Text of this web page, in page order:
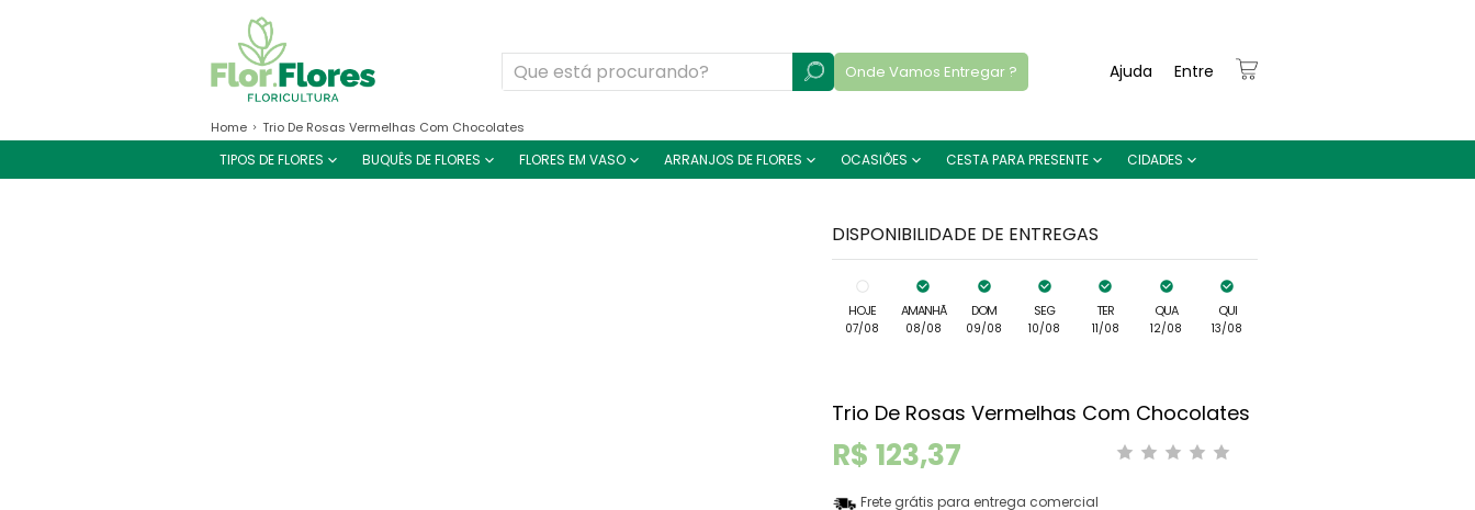
Onde Vamos Entregar ? Entre
Ajuda
TIPOS DE FLORES BUQUÊS DE FLORES FLORES EM VASO ARRANJOS DE FLORES OCASIÕES CESTA PARA PRESENTE CIDADES
Home Trio De Rosas Vermelhas Com Chocolates
DISPONIBILIDADE DE ENTREGAS
HOJE
07/08
AMANHÃ
08/08
DOM
09/08
SEG
10/08
TER
11/08
QUA
12/08
QUI
13/08
Trio De Rosas Vermelhas Com Chocolates
R$ 123,37
Frete grátis para entrega comercial